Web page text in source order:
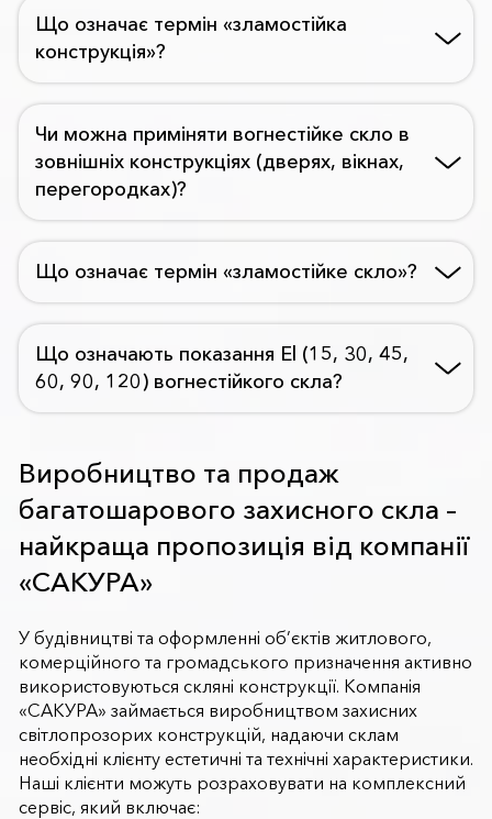
Що означає термін «зламостійка
конструкція»?
Чи можна приміняти вогнестійке скло в
зовнішніх конструкціях (дверях, вікнах,
перегородках)?
Що означає термін «зламостійке скло»?
Що означають показання El (15, 30, 45,
60, 90, 120) вогнестійкого скла?
Виробництво та продаж
багатошарового захисного скла –
найкраща пропозиція від компанії
«САКУРА»
У будівництві та оформленні об’єктів житлового,
комерційного та громадського призначення активно
використовуються скляні конструкції. Компанія
«САКУРА» займається виробництвом захисних
світлопрозорих конструкцій, надаючи склам
необхідні клієнту естетичні та технічні характеристики.
Наші клієнти можуть розраховувати на комплексний
сервіс, який включає: